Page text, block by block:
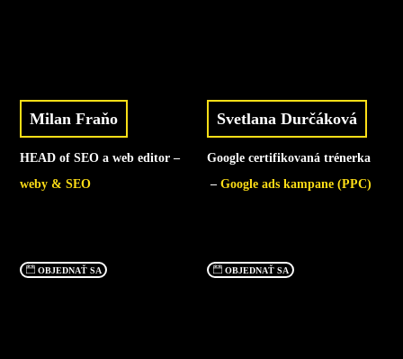
Svetlana Durčáková
Google certifikovaná trénerka
–Google ads kampane (PPC)
OBJEDNAŤ SA
Milan Fraňo
HEAD of SEO a web editor –
weby & SEO
OBJEDNAŤ SA